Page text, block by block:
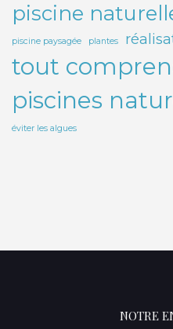
piscine
piscine paysagée plantes
tout
piscines
éviter les algues
NOTRE